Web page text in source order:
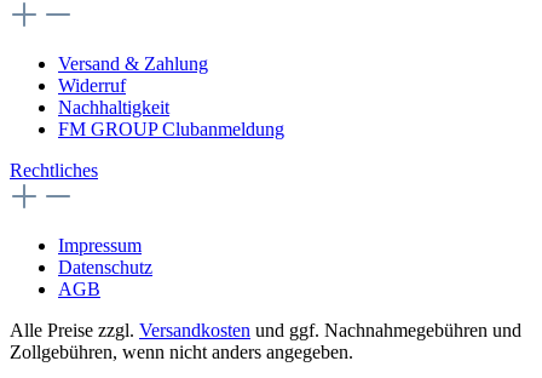
Versand & Zahlung
Widerruf
Nachhaltigkeit
FM GROUP Clubanmeldung
Rechtliches
Impressum
Datenschutz
AGB
Alle Preise zzgl. Versandkosten und ggf. Nachnahmegebühren und
Zollgebühren, wenn nicht anders angegeben.